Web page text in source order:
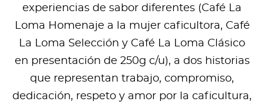
experiencias de sabor diferentes (Café La
Loma Homenaje a la mujer caficultora, Café
La Loma Selección y Café La Loma Clásico
en presentación de 250g c/u), a dos historias
que representan trabajo, compromiso,
dedicación, respeto y amor por la caficultura,